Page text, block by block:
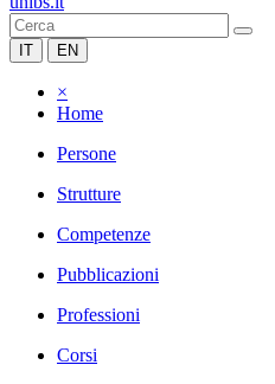
IT EN
×
Home
Persone
Strutture
Competenze
Pubblicazioni
Professioni
Corsi